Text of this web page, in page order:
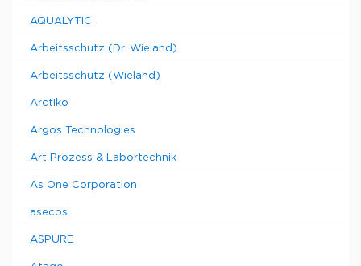
AQUALYTIC
Arbeitsschutz (Dr. Wieland)
Arbeitsschutz (Wieland)
Arctiko
Argos Technologies
Art Prozess & Labortechnik
As One Corporation
asecos
ASPURE